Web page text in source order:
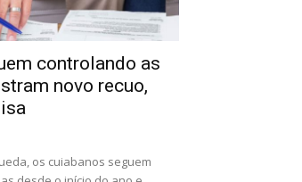
controlando as
novo recuo,
os cuiabanos seguem